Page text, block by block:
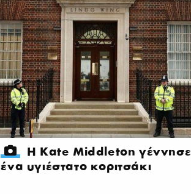
Η Kate Middleton γέννησε
ένα υγιέστατο κοριτσάκι